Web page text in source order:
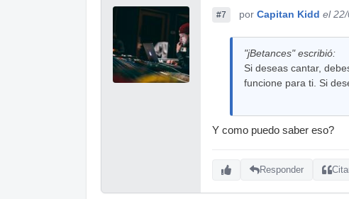
#7 por Capitan Kidd el
"jBetances" escribió:
Si deseas cantar,
funcione para ti. Si
Y como puedo saber eso?
Responder